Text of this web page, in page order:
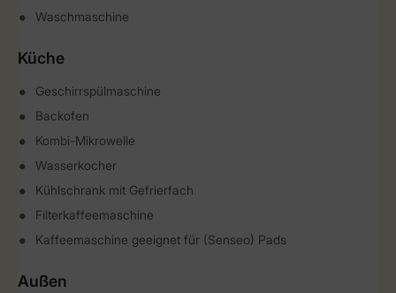
Waschmaschine
Küche
Geschirrspülmaschine
Backofen
Kombi-Mikrowelle
Wasserkocher
Kühlschrank mit Gefrierfach
Filterkaffeemaschine
Kaffeemaschine geeignet für (Senseo) Pads
Außen